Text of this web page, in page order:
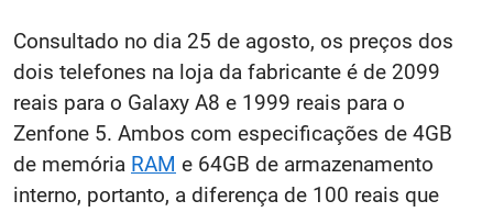
Consultado no dia 25 de agosto, os preços dos
dois telefones na loja da fabricante é de 2099
reais para o Galaxy A8 e 1999 reais para o
Zenfone 5. Ambos com especificações de 4GB
de memória RAM e 64GB de armazenamento
interno, portanto, a diferença de 100 reais que